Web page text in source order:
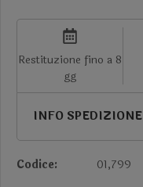
Restituzione fino a 8
gg
INFO SPEDIZIONE
Codice: 01,799